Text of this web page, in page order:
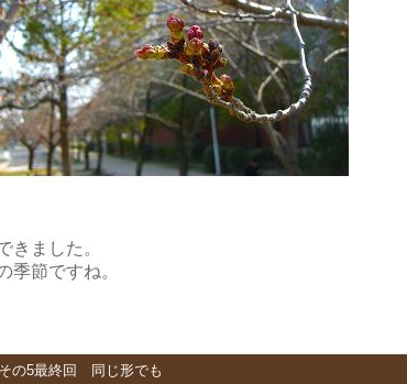
きました。
季節ですね。
の5最終回 同じ形でも